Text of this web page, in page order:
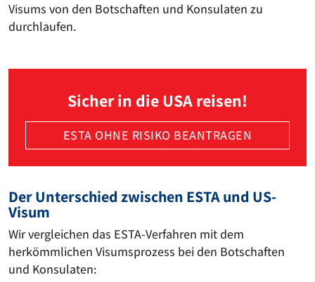
Visums von den Botschaften und Konsulaten zu
durchlaufen.
Sicher in die USA reisen!
ESTA OHNE RISIKO BEANTRAGEN
Der Unterschied zwischen ESTA und US-
Visum
Wir vergleichen das ESTA-Verfahren mit dem
herkömmlichen Visumsprozess bei den Botschaften
und Konsulaten: